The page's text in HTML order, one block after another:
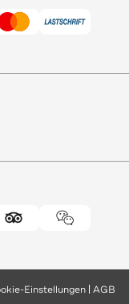
Einstellungen AGB